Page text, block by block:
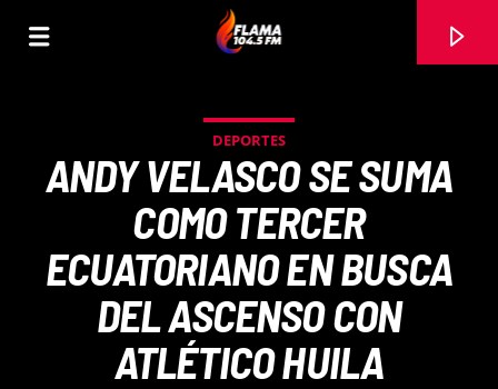
DEPORTES
ANDY VELASCO SE SUMA
COMO TERCER
ECUATORIANO EN BUSCA
DEL ASCENSO CON
ATLÉTICO HUILA